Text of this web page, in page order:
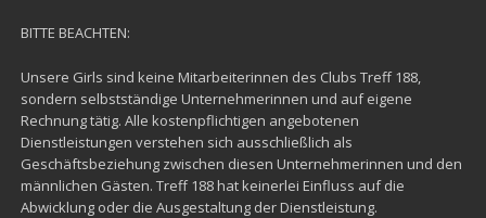
BITTE BEACHTEN:
Unsere Girls sind keine Mitarbeiterinnen des Clubs Treff 188,
sondern selbstständige Unternehmerinnen und auf eigene
Rechnung tätig. Alle kostenpflichtigen angebotenen
Dienstleistungen verstehen sich ausschließlich als
Geschäftsbeziehung zwischen diesen Unternehmerinnen und den
männlichen Gästen. Treff 188 hat keinerlei Einfluss auf die
Abwicklung oder die Ausgestaltung der Dienstleistung.